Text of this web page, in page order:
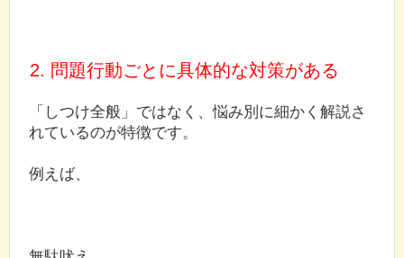
2. 問題行動ごとに具体的な対策がある
「しつけ全般」ではなく、悩み別に細かく解説さ
れているのが特徴です。
例えば、